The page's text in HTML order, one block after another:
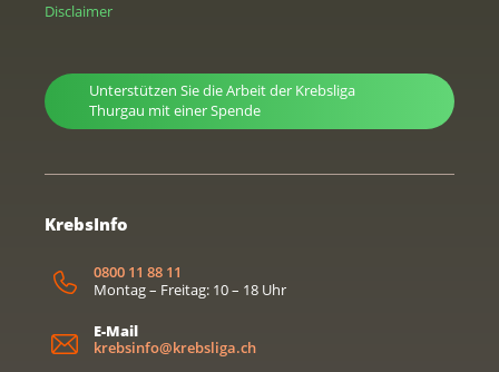
Disclaimer
Unterstützen Sie die Arbeit der Krebsliga
Thurgau mit einer Spende
KrebsInfo
0800 11 88 11
Montag – Freitag: 10 – 18 Uhr
E-Mail
krebsinfo@krebsliga.ch